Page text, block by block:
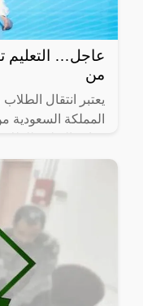
عاجل… التعليم
من
يعتبر انتقال
المملكة السعودية
على